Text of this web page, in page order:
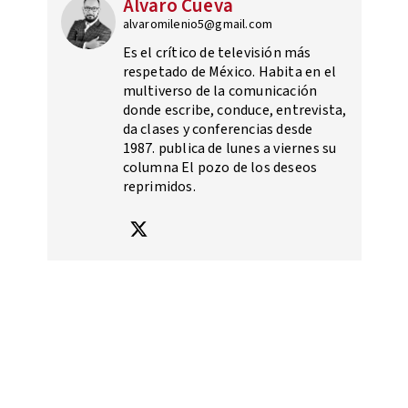
Álvaro Cueva
alvaromilenio5@gmail.com
Es el crítico de televisión más
respetado de México. Habita en el
multiverso de la comunicación
donde escribe, conduce, entrevista,
da clases y conferencias desde
1987. publica de lunes a viernes su
columna El pozo de los deseos
reprimidos.